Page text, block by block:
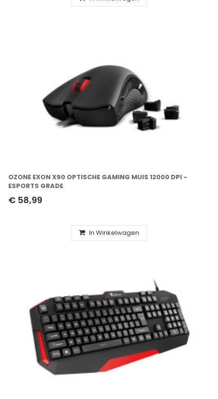
OZONE EXON X90 OPTISCHE GAMING MUIS 12000 DPI -
ESPORTS GRADE
€ 58,99
In Winkelwagen